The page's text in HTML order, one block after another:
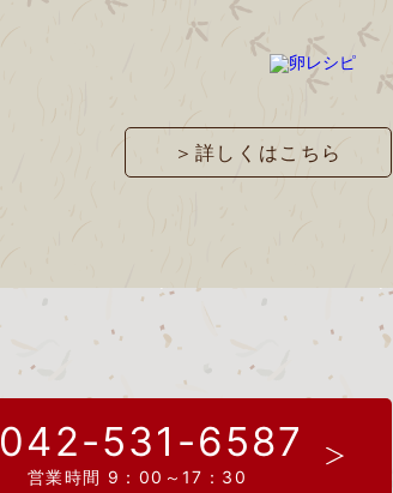
＞詳しくはこちら
042-531-6587
営業時間 9：00～17：30